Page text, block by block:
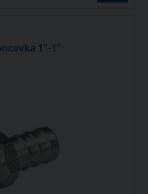
1"-1"